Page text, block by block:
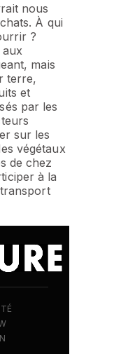
nous
À qui
?
mais
terre,
et
par les
sur les
végétaux
de chez
à la